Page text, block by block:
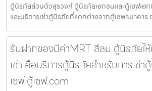
ตู้นิรภัยส่วนตัวสุรวงศ์ ตู้นิรภัยเอกชนและตู้เซฟเอก
และบริการเช่าตู้นิรภัยที่แตกต่างจากตู้เซฟธนาคาร
รับฝากของมีค่าMRT สีลม ตู้นิรภัยให้
เช่า คือบริการตู้นิรภัยสำหรับการเช่า
เซฟ ตู้เซฟ.com